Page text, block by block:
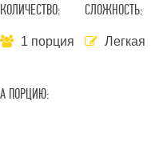
КОЛИЧЕСТВО:
1 порция
СЛОЖНОСТЬ:
Легкая
ПОРЦИЮ: